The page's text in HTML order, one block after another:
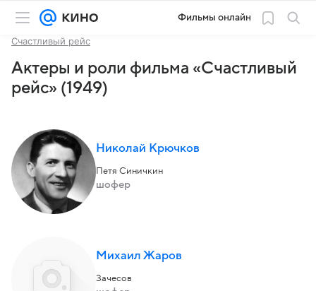
Фильмы онлайн
Счастливый рейс
Актеры и роли фильма «Счастливый
рейс» (1949)
Николай Крючков
Петя Синичкин
шофер
Михаил Жаров
Зачесов